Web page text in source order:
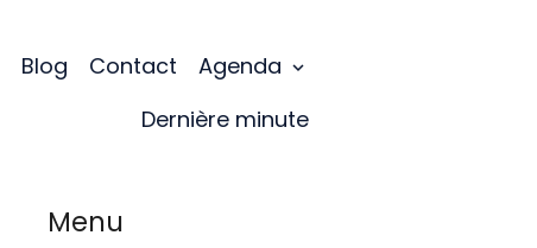
Blog Contact
Agenda
Dernière minute
Menu